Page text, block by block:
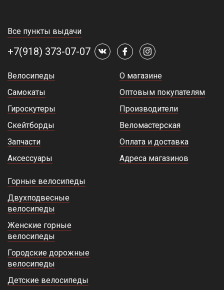
Все пункты выдачи
+7(918) 373-07-07
Велосипеды
Самокаты
Гироскутеры
Скейтборды
Запчасти
Аксессуары
О магазине
Оптовым покупателям
Производители
Веломастерская
Оплата и доставка
Адреса магазинов
Горные велосипеды
Двухподвесные
велосипеды
Женские горные
велосипеды
Городские дорожные
велосипеды
Детские велосипеды